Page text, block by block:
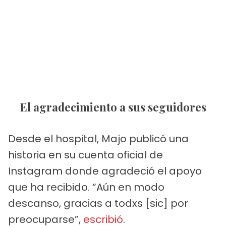
El agradecimiento a sus seguidores
Desde el hospital, Majo publicó una
historia en su cuenta oficial de
Instagram donde agradeció el apoyo
que ha recibido. “Aún en modo
descanso, gracias a todxs [sic] por
preocuparse”, escribió.